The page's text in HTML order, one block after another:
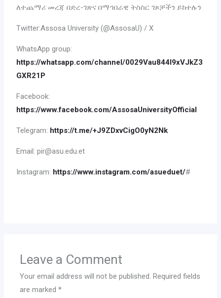
ለተጨማሪ መረጃ በድረ-ገጽና በማኅበራዊ ትስስር ገጾቻችን ይከተሉን
Twitter:Assosa University (@AssosaU) / X
WhatsApp group:
https://whatsapp.com/channel/0029Vau844l9xVJkZ3
GXR21P
Facebook:
https://www.facebook.com/AssosaUniversityOfficial
Telegram: https://t.me/+J9ZDxvCigO0yN2Nk
Email: pir@asu.edu.et
Instagram: https://www.instagram.com/asueduet/#
Leave a Comment
Your email address will not be published. Required fields
are marked*